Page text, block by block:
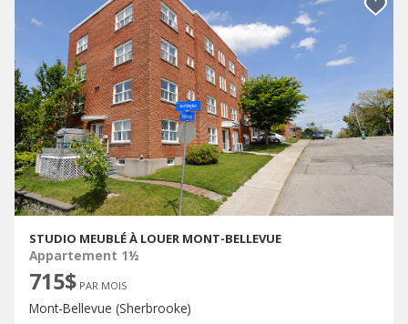
STUDIO MEUBLÉ À LOUER MONT-BELLEVUE
Appartement 1½
715$ PAR MOIS
Mont-Bellevue (Sherbrooke)